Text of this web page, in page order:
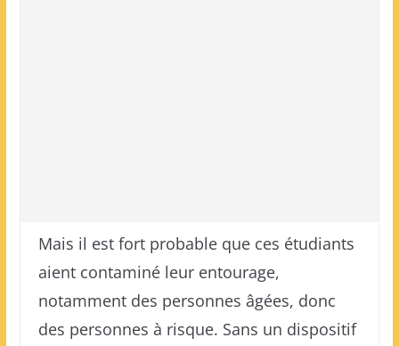
Mais il est fort probable que ces étudiants
aient contaminé leur entourage,
notamment des personnes âgées, donc
des personnes à risque. Sans un dispositif